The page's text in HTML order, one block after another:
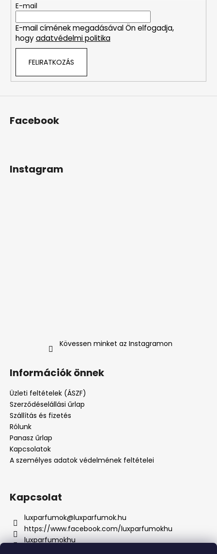
E-mail
E-mail címének megadásával Ön elfogadja,
hogyadatvédelmi politika
FELIRATKOZÁS
Facebook
Instagram
Kövessen minket az Instagramon
Információk önnek
Üzleti feltételek (ÁSZF)
Szerződéselállási űrlap
Szállítás és fizetés
Rólunk
Panasz űrlap
Kapcsolatok
A személyes adatok védelmének feltételei
Kapcsolat
luxparfumok@luxparfumok.hu
https://www.facebook.com/luxparfumokhu
luxparfumokhu